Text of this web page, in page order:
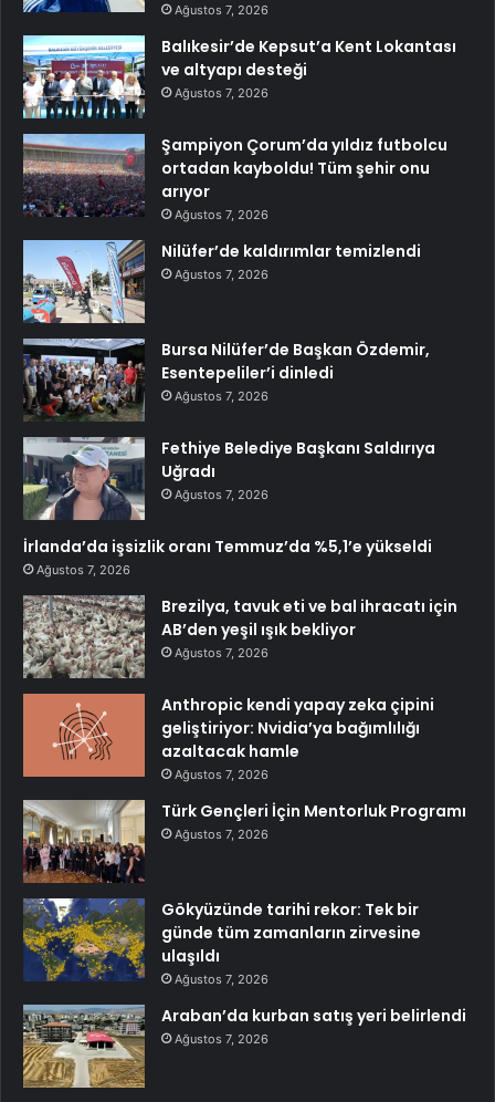
Ağustos 7, 2026
Balıkesir’de Kepsut’a Kent Lokantası
ve altyapı desteği
Ağustos 7, 2026
Şampiyon Çorum’da yıldız futbolcu
ortadan kayboldu! Tüm şehir onu
arıyor
Ağustos 7, 2026
Nilüfer’de kaldırımlar temizlendi
Ağustos 7, 2026
Bursa Nilüfer’de Başkan Özdemir,
Esentepeliler’i dinledi
Ağustos 7, 2026
Fethiye Belediye Başkanı Saldırıya
Uğradı
Ağustos 7, 2026
İrlanda’da işsizlik oranı Temmuz’da %5,1’e yükseldi
Ağustos 7, 2026
Brezilya, tavuk eti ve bal ihracatı için
AB’den yeşil ışık bekliyor
Ağustos 7, 2026
Anthropic kendi yapay zeka çipini
geliştiriyor: Nvidia’ya bağımlılığı
azaltacak hamle
Ağustos 7, 2026
Türk Gençleri İçin Mentorluk Programı
Ağustos 7, 2026
Gökyüzünde tarihi rekor: Tek bir
günde tüm zamanların zirvesine
ulaşıldı
Ağustos 7, 2026
Araban’da kurban satış yeri belirlendi
Ağustos 7, 2026